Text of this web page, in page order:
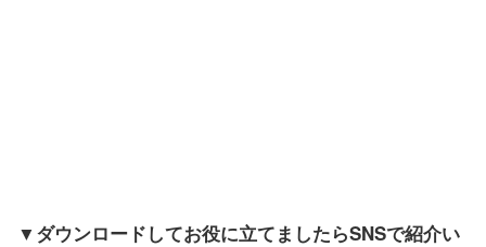
▼ダウンロードしてお役に立てましたらSNSで紹介い